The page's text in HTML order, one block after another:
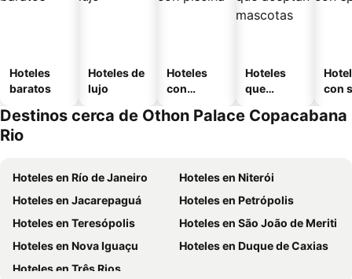
Hoteles
baratos
Hoteles de
lujo
Hoteles
con
Hoteles
que
mascotas
con
Destinos cerca de Othon Palace Copacabana
Rio
Hoteles en Río de Janeiro
Hoteles en Niterói
Hoteles en Jacarepaguá
Hoteles en Petrópolis
Hoteles en Teresópolis
Hoteles en São João de Meriti
Hoteles en Nova Iguaçu
Hoteles en Duque de Caxias
Hoteles en Três Rios